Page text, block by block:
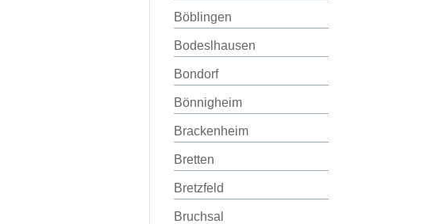
Böblingen
Bodeslhausen
Bondorf
Bönnigheim
Brackenheim
Bretten
Bretzfeld
Bruchsal